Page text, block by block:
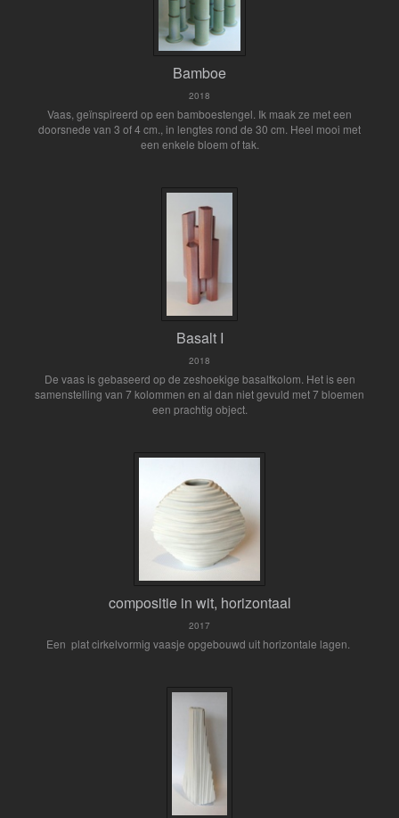
Bamboe
2018
Vaas, geïnspireerd op een bamboestengel. Ik maak ze met een
doorsnede van 3 of 4 cm., in lengtes rond de 30 cm. Heel mooi met
een enkele bloem of tak.
Basalt I
2018
De vaas is gebaseerd op de zeshoekige basaltkolom. Het is een
samenstelling van 7 kolommen en al dan niet gevuld met 7 bloemen
een prachtig object.
compositie in wit, horizontaal
2017
Een plat cirkelvormig vaasje opgebouwd uit horizontale lagen.